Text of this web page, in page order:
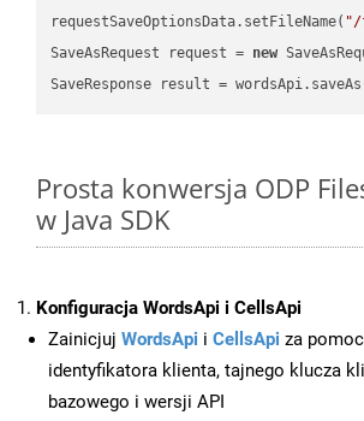
requestSaveOptionsData.setFileName( "/
SaveAsRequest request = new
Prosta konwersja ODP
w Java SDK
Konfiguracja WordsApi i CellsApi
Zainicjuj WordsApi i CellsApi za
identyfikatora klienta, tajnego klucza
bazowego i wersji API